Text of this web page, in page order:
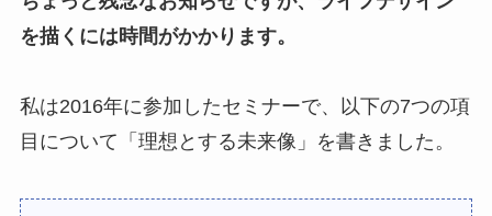
を描くには時間がかかります。
私は2016年に参加したセミナーで、以下の7つの項
目について「理想とする未来像」を書きました。